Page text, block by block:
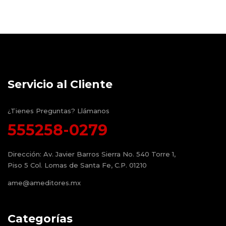
Servicio al Cliente
¿Tienes Preguntas? Llámanos
555258-0279
Dirección: Av. Javier Barros Sierra No. 540 Torre 1,
Piso 5 Col. Lomas de Santa Fe, C.P. 01210
ame@ameditores.mx
Categorías